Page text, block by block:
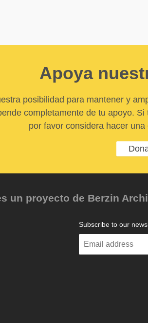
Apoya
posibilidad para mantener y
completamente de tu apoyo.
por favor considera hacer
un proyecto de Berzin
Subscribe to our
Enter